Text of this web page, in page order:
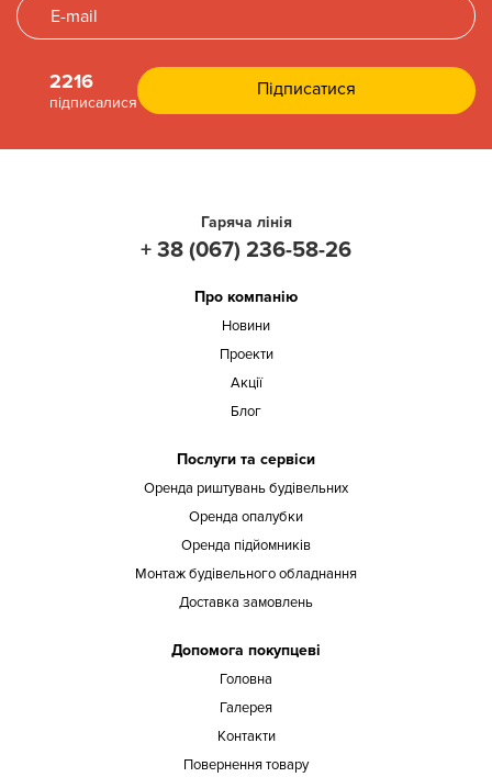
2216
підписалися
Гаряча лінія
+ 38 (067) 236-58-26
Про компанію
Новини
Проекти
Акції
Блог
Послуги та сервіси
Оренда риштувань будівельних
Оренда опалубки
Оренда підйомників
Монтаж будівельного обладнання
Доставка замовлень
Допомога покупцеві
Головна
Галерея
Контакти
Повернення товару